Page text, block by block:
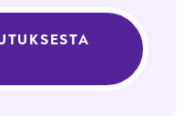
märänpään
KARTONKI-